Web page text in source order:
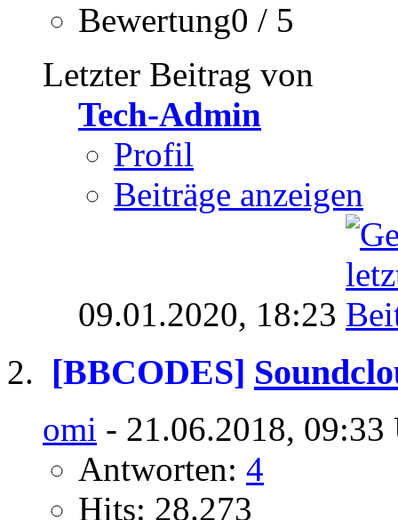
Bewertung0 / 5
Letzter Beitrag von
Tech-Admin
Profil
Beiträge anzeigen
09.01.2020, 18:23
[BBCODES]
omi - 21.06.2018, 09:33
Antworten: 4
Hits: 28.273